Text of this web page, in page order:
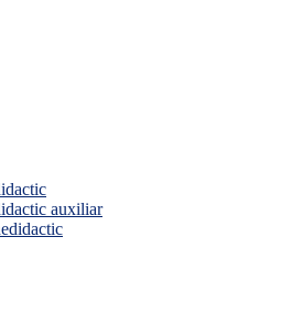
auxiliar